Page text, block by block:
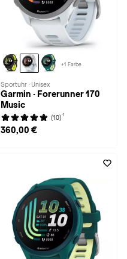
+1 Farbe
Sportuhr · Unisex
Garmin · Forerunner 170
Music
(10) 1
360,00 €